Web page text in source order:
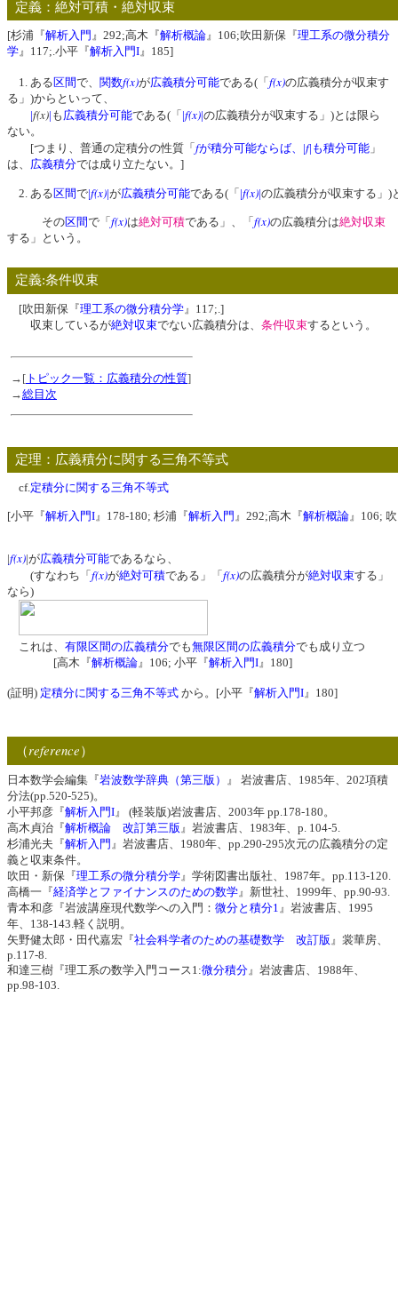
定義：絶対可積・絶対収束
[杉浦『解析入門 』292;高木『解析概論』106;吹田新保『理工系の微分積分
学』117;.小平『解析入門I』185]
1. ある区間で、 関数f(x)が広義積分可能である(「 f(x)の広義積分が収束す
る」)からといって、
|f(x)| も 広義積分可能である(「 |f(x)|の広義積分が収束する」)とは限ら
ない。
[つまり、普通の定積分の性質「 fが積分可能ならば、|f|も積分可能 」
は、 広義積分では成り立たない。]
2. ある区間で|f(x)|が広義積分可能である(「|f(x)|の広義積分が収束する」)
その区間で「 f(x)は絶対可積である」、「 f(x)の広義積分は絶対収束
する」という。
定義:条件収束
[吹田新保『理工系の微分積分学 』117;.]
収束しているが絶対収束でない広義積分は、 条件収束するという。
→[ トピック一覧：広義積分の性質]
→総目次
定理：広義積分に関する三角不等式
cf.定積分に関する三角不等式
[小平『解析入門I 』178-180; 杉浦『解析入門 』292;高木『解析概論 』106;
|f(x)|が広義積分可能であるなら、
(すなわち「 f(x)が絶対可積である」「 f(x)の広義積分が絶対収束する」
なら)
これは、 有限区間の広義積分でも無限区間の広義積分でも成り立つ
[高木『解析概論 』106; 小平『解析入門I 』180]
(証明) 定積分に関する三角不等式 から。[小平『解析入門I 』180]
（reference）
日本数学会編集『岩波数学辞典（第三版）
』 岩波書店、1985年、202項積
分法(pp.520-525)。
小平邦彦『解析入門I 』 (軽装版)岩波書店、2003年 pp.178-180。
高木貞治『解析概論 改訂第三版 』岩波書店、1983年、p. 104-5.
杉浦光夫『解析入門 』岩波書店、1980年、pp.290-295次元の広義積分の定
義と収束条件。
吹田・新保『理工系の微分積分学 』学術図書出版社、1987年。pp.113-120.
高橋一『経済学とファイナンスのための数学 』新世社、1999年、pp.90-93.
青本和彦『岩波講座現代数学への入門： 微分と積分1 』岩波書店、1995
年、138-143.軽く説明。
矢野健太郎・田代嘉宏『社会科学者のための基礎数学 改訂版 』裳華房、
p.117-8.
和達三樹『理工系の数学入門コース1:微分積分 』岩波書店、1988年、
pp.98-103.